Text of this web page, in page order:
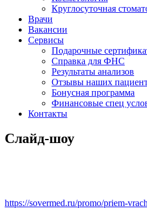
Круглосуточная
Врачи
Вакансии
Сервисы
Подарочные
Справка для ФНС
Результаты анализов
Отзывы наших
Бонусная программа
Финансовые спец
Контакты
Слайд-шоу
https://sovermed.ru/promo/priem-